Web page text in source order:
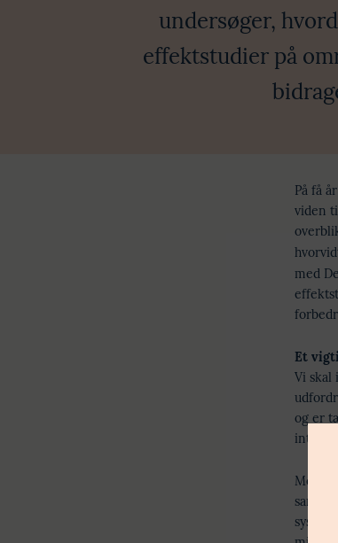
undersøger,
effektstudier på
På få
viden
med
Et
Vi skal
og er
Med